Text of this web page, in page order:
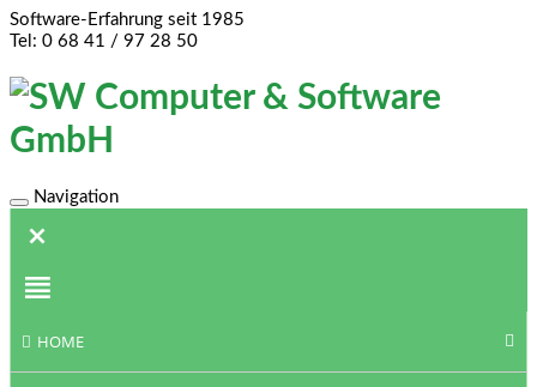
Software-Erfahrung seit 1985
Tel: 0 68 41 / 97 28 50
Toggle
navigation
Navigation
HOME